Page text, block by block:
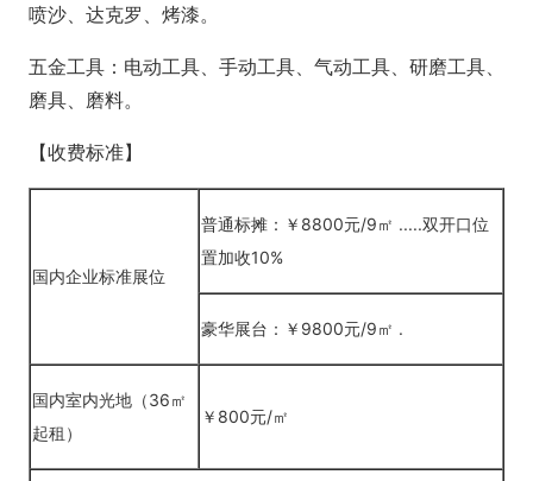
喷沙、达克罗、烤漆。
五金工具：电动工具、手动工具、气动工具、研磨工具、
磨具、磨料。
【收费标准】
国内企业标准展位
普通标摊：￥8800元/9㎡ .....双开口位
置加收10%
豪华展台：￥9800元/9㎡ .
国内室内光地（36㎡
起租）
￥800元/㎡